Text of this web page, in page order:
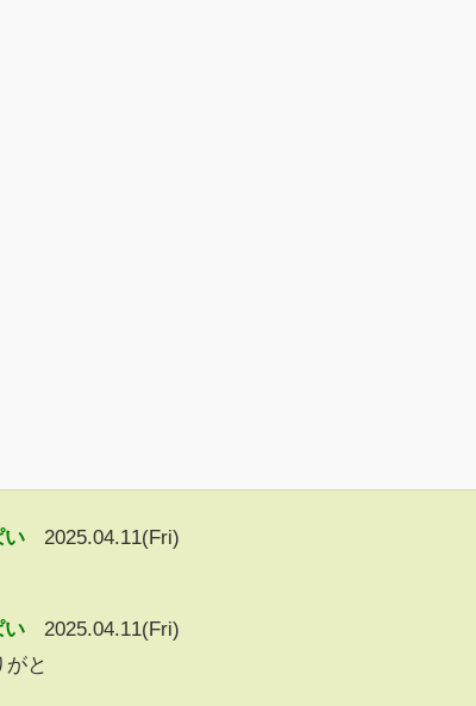
い
2025.04.11(Fri)
い
2025.04.11(Fri)
がと